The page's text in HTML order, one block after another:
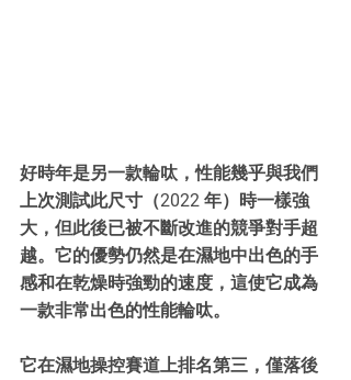
好時年是另一款輪呔，性能幾乎與我們
上次測試此尺寸（2022 年）時一樣強
大，但此後已被不斷改進的競爭對手超
越。它的優勢仍然是在濕地中出色的手
感和在乾燥時強勁的速度，這使它成為
一款非常出色的性能輪呔。
它在濕地操控賽道上排名第三，僅落後